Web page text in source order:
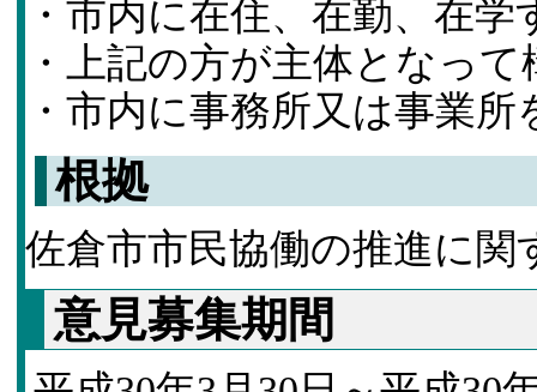
・市内に在住、在勤、在学
・上記の方が主体となっ
・市内に事務所又は事業
根拠
佐倉市市民協働の推進に関
意見募集期間